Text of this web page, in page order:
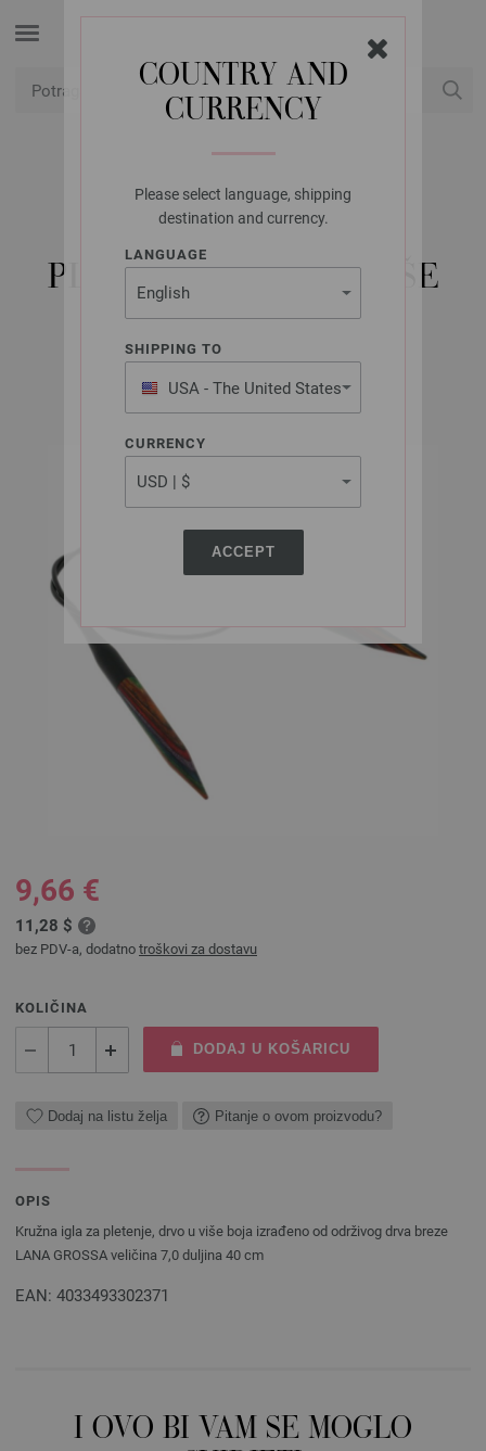
COUNTRY AND
CURRENCY
Please select language, shipping
destination and currency.
LANGUAGE
SHIPPING TO
USA - The United States
of America
CURRENCY
ACCEPT
LANA GROSSA
KRUŽNA IGLA ZA
PLETENJE-DRVO U VIŠE
BOJA 7,0/40 CM
9,66 €
11,28 $
bez PDV-a, dodatno troškovi za dostavu
KOLIČINA
DODAJ U KOŠARICU
Dodaj na listu želja Pitanje o ovom proizvodu?
OPIS
Kružna igla za pletenje, drvo u više boja izrađeno od održivog drva breze
LANA GROSSA veličina 7,0 duljina 40 cm
EAN: 4033493302371
I OVO BI VAM SE MOGLO